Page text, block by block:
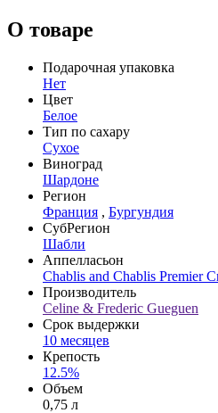
О товаре
Подарочная упаковка
Нет
Цвет
Белое
Тип по сахару
Сухое
Виноград
Шардоне
Регион
Франция , Бургундия
СубРегион
Шабли
Аппелласьон
Chablis and Chablis Premier
Производитель
Celine & Frederic Gueguen
Срок выдержки
10 месяцев
Крепость
12.5%
Объем
0,75 л